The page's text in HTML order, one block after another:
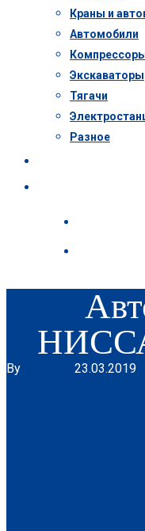
Краны и
Автомобили
Экскаваторы
Тягачи
Разное
By 23.03.2019